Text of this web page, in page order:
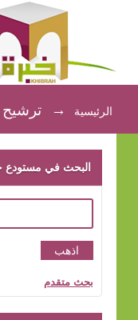
ترشيح
الرئيسية →
البحث في مستودع
بحث متقدم